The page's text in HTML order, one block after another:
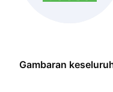
Gambaran